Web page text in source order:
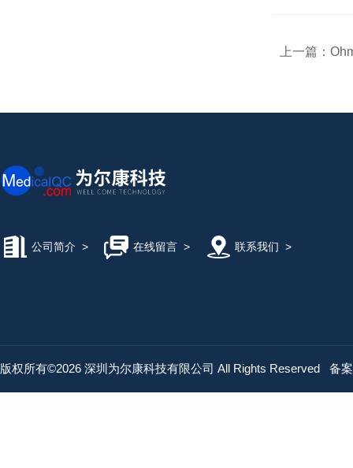
上一篇：
公司简介 > 在线留言> 联系我们 >
版权所有©2026 深圳为尔康科技有限公司 All Rights Reserved 备